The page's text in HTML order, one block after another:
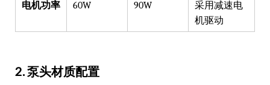
电机功率
60W 90W
采用减速电
机驱动
2. 泵头材质配置